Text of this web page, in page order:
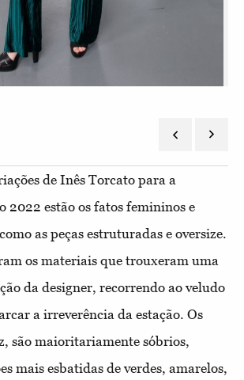
de Inês Torcato para a
2022 estão os fatos femininos e
as peças estruturadas e oversize.
os materiais que trouxeram uma
da designer, recorrendo ao veludo
a irreverência da estação. Os
são maioritariamente sóbrios,
mais esbatidas de verdes, amarelos,